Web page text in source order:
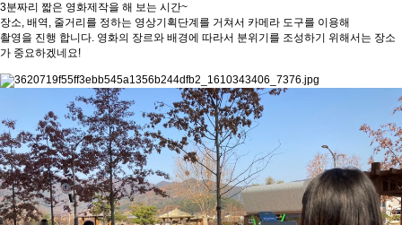
3분짜리 짧은 영화제작을 해 보는 시간~
장소, 배역, 줄거리를 정하는 영상기획단계를 거쳐서 카메라 도구를 이용해
촬영을 진행 합니다. 영화의 장르와 배경에 따라서 분위기를 조성하기 위해서는 장소
가 중요하겠네요!